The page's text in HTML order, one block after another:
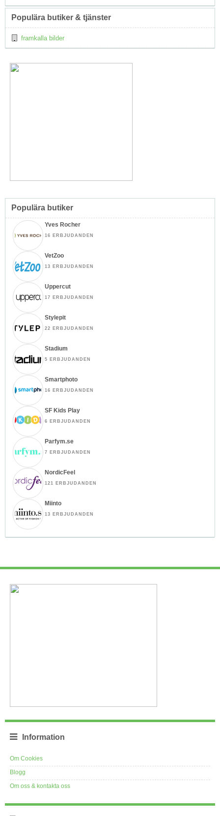
Populära butiker & tjänster
framkalla bilder
Populära butiker
Yves Rocher
16 ERBJUDANDEN
VetZoo
13 ERBJUDANDEN
Uppercut
17 ERBJUDANDEN
Stylepit
22 ERBJUDANDEN
Stadium
5 ERBJUDANDEN
Smartphoto
16 ERBJUDANDEN
SF Kids Play
6 ERBJUDANDEN
Parfym.se
7 ERBJUDANDEN
NordicFeel
121 ERBJUDANDEN
Miinto
13 ERBJUDANDEN
Information
Om Cookies
Blogg
Om oss & kontakta oss